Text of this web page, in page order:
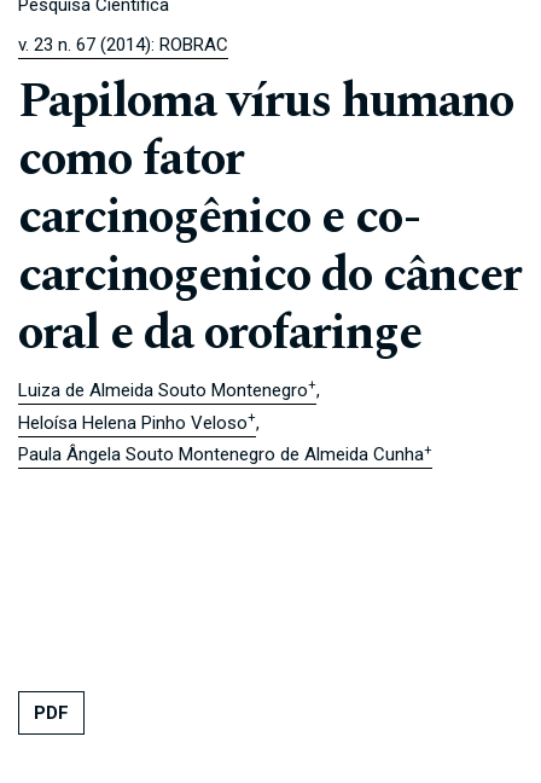
Pesquisa Científica
v. 23 n. 67 (2014): ROBRAC
Papiloma vírus humano
como fator
carcinogênico e co-
carcinogenico do câncer
oral e da orofaringe
Luiza de Almeida Souto Montenegro+
Heloísa Helena Pinho Veloso+
Paula Ângela Souto Montenegro de Almeida Cunha+
PDF